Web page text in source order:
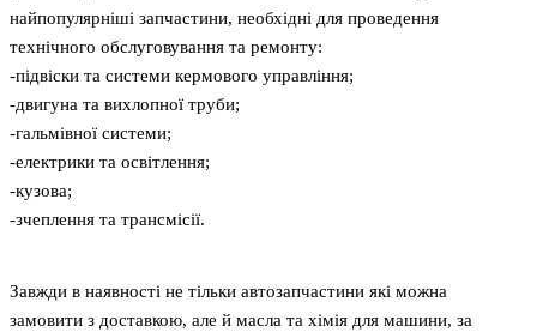
найпопулярніші запчастини, необхідні для проведення
технічного обслуговування та ремонту:
-підвіски та системи кермового управління;
-двигуна та вихлопної труби;
-гальмівної системи;
-електрики та освітлення;
-кузова;
-зчеплення та трансмісії.
Завжди в наявності не тільки автозапчастини які можна
замовити з доставкою, але й масла та хімія для машини, за